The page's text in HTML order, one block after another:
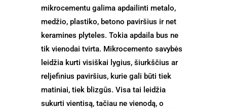
mikrocementu galima apdailinti metalo,
medžio, plastiko, betono paviršius ir net
keramines plyteles. Tokia apdaila bus ne
tik vienodai tvirta. Mikrocemento savybės
leidžia kurti visiškai lygius, šiurkščius ar
reljefinius paviršius, kurie gali būti tiek
matiniai, tiek blizgūs. Visa tai leidžia
sukurti vientisą, tačiau ne vienodą, o